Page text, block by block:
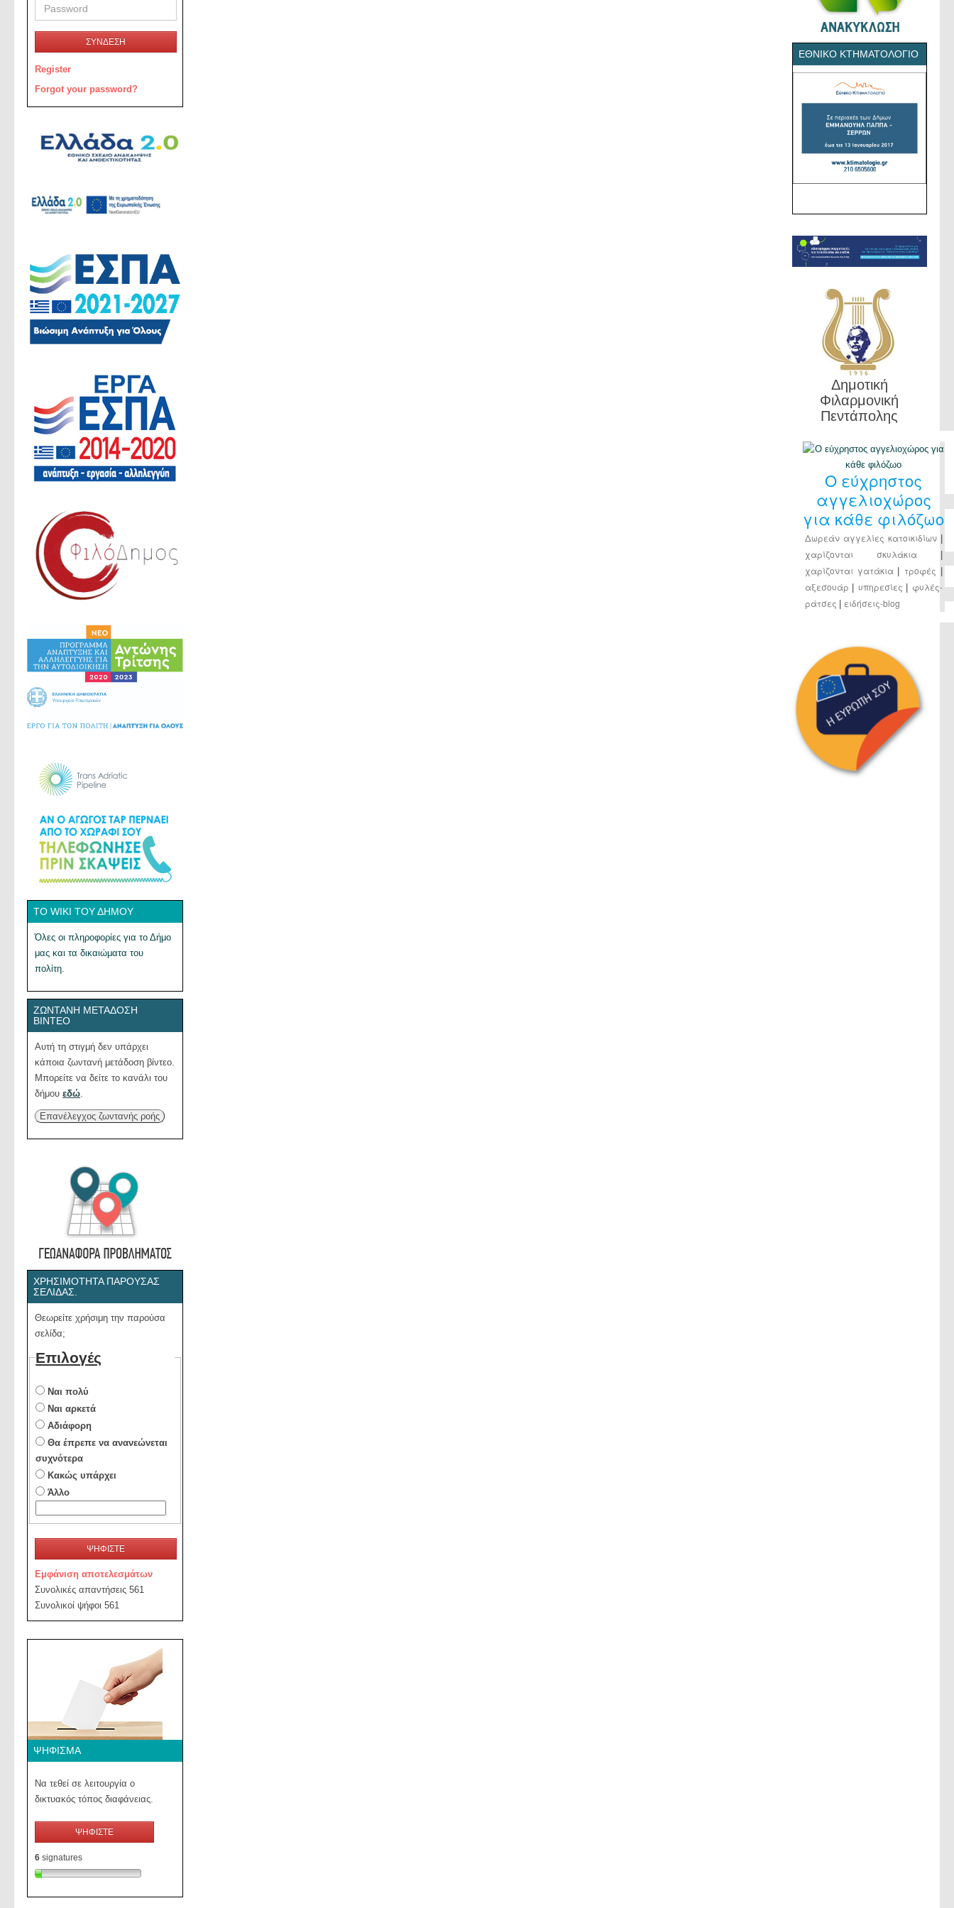
ΕΘΝΙΚΌ ΚΤΗΜΑΤΟΛΌΓΙΟ
Δημοτική
Φιλαρμονική
Πεντάπολης
Ο εύχρηστος
αγγελιοχώρος
για κάθε φιλόζωο
Δωρεάν αγγελίες κατοικιδίων
χαρίζονται σκυλάκια
χαρίζονται γατάκια τροφές
αξεσουάρ υπηρεσίες
φυλές-
ράτσες
ειδήσεις-blog
ΣΥΝΔΕΣΗ
Register
Forgot your password?
ΤΟ WIKI ΤΟΥ ΔΉΜΟΥ
Όλες οι πληροφορίες για το Δήμο
μας και τα δικαιώματα του
πολίτη.
ΖΩΝΤΑΝΉ ΜΕΤΆΔΟΣΗ
ΒΊΝΤΕΟ
Αυτή τη στιγμή δεν υπάρχει
κάποια ζωντανή μετάδοση βίντεο.
Μπορείτε να δείτε το κανάλι του
δήμουεδώ
Επανέλεγχος ζωντανής ροής
ΧΡΗΣΙΜΌΤΗΤΑ ΠΑΡΟΎΣΑΣ
ΣΕΛΊΔΑΣ.
Θεωρείτε χρήσιμη την παρούσα
σελίδα;
Επιλογές
Ναι πολύ
Ναι αρκετά
Αδιάφορη
Θα έπρεπε να ανανεώνεται
συχνότερα
Κακώς υπάρχει
Άλλο
ΨΗΦΙΣΤΕ
Εμφάνιση αποτελεσμάτων
Συνολικές απαντήσεις 561
Συνολικοί ψήφοι 561
ΨΉΦΙΣΜΑ
Να τεθεί σε λειτουργία ο
δικτυακός τόπος διαφάνειας.
ΨΗΦΙΣΤΕ
6 signatures